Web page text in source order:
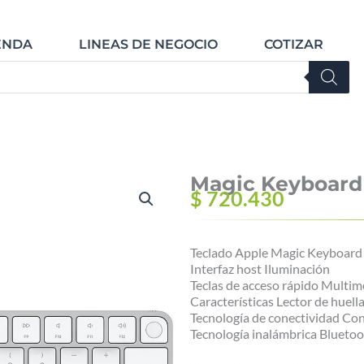
Open TIENDA
LINEAS DE NEGOCIO Open LINEAS DE
COTIZAR
Magic
$720.430
Teclado Apple Magic
Interfaz host Iluminación
Teclas de acceso rápido
Características Lector de
Tecnología de conectividad
Tecnología inalámbrica